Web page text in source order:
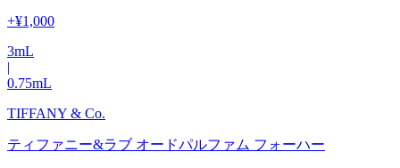
+¥1,000
3mL
|
0.75mL
TIFFANY & Co.
ティファニー&ラブ オードパルファム フォーハー